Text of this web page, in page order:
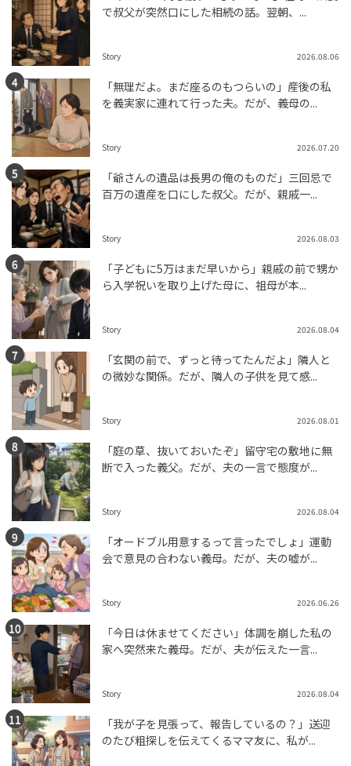
で叔父が突然口にした相続の話。翌朝、...
Story 2026.08.06
「無理だよ。まだ座るのもつらいの」産後の私
を義実家に連れて行った夫。だが、義母の...
Story 2026.07.20
「爺さんの遺品は長男の俺のものだ」三回忌で
百万の遺産を口にした叔父。だが、親戚一...
Story 2026.08.03
「子どもに5万はまだ早いから」親戚の前で甥か
ら入学祝いを取り上げた母に、祖母が本...
Story 2026.08.04
「玄関の前で、ずっと待ってたんだよ」隣人と
の微妙な関係。だが、隣人の子供を見て感...
Story 2026.08.01
「庭の草、抜いておいたぞ」留守宅の敷地に無
断で入った義父。だが、夫の一言で態度が...
Story 2026.08.04
「オードブル用意するって言ったでしょ」運動
会で意見の合わない義母。だが、夫の嘘が...
Story 2026.06.26
「今日は休ませてください」体調を崩した私の
家へ突然来た義母。だが、夫が伝えた一言...
Story 2026.08.04
「我が子を見張って、報告しているの？」送迎
のたび粗探しを伝えてくるママ友に、私が...